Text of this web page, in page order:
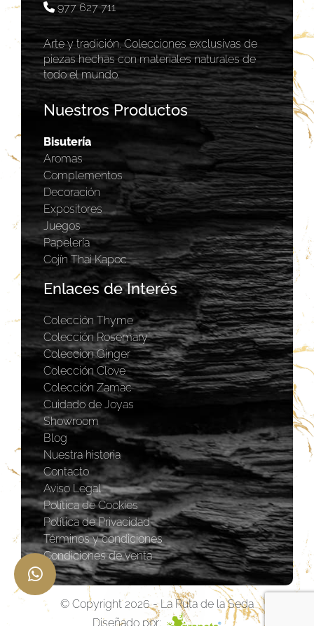
977 627 711
Arte y tradición. Colecciones exclusivas de
piezas hechas con materiales naturales de
todo el mundo.
Nuestros Productos
Bisutería
Aromas
Complementos
Decoración
Expositores
Juegos
Papelería
Cojín Thai Kapoc
Enlaces de Interés
Colección Thyme
Colección Rosemary
Coleccion Ginger
Colección Clove
Colección Zamac
Cuidado de Joyas
Showroom
Blog
Nuestra historia
Contacto
Aviso Legal
Política de Cookies
Política de Privacidad
Términos y condiciones
Condiciones de venta
© Copyright 2026 - La Ruta de la Seda
Diseñado por: